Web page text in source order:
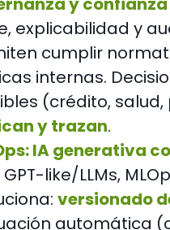
explicabilidad y
cumplir
internas.
(crédito, salud,
y trazan.
IA generativa
like/LLMs,
versionado
automática